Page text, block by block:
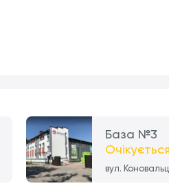
База №3
Очікується
вул.